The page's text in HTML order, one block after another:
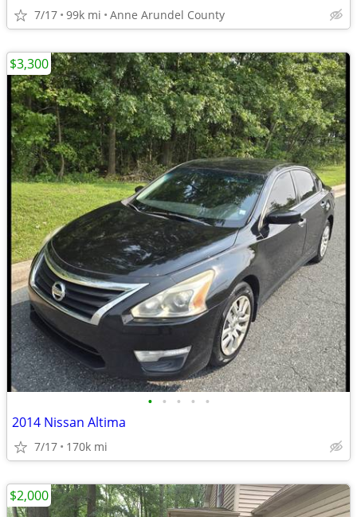
7/17 99k mi Anne Arundel County
• • • • •
2014 Nissan Altima
7/17 170k mi
$3,300
$2,000